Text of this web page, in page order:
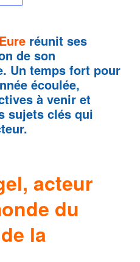
Eure réunit ses
de son
Un temps fort pour
écoulée,
à venir et
sujets clés qui
acteur
du
la